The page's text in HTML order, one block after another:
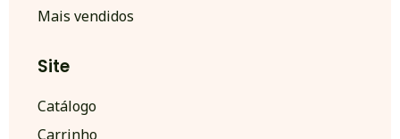
Mais vendidos
Site
Catálogo
Carrinho